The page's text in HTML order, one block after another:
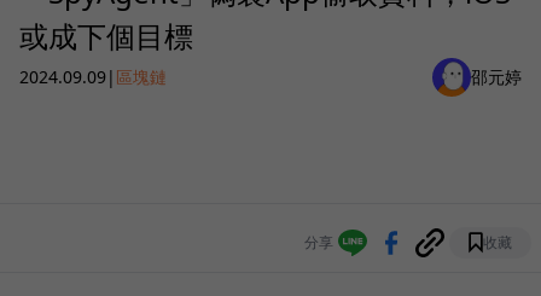
或成下個目標
2024.09.09| 區塊鏈 邵元婷
分享 收藏